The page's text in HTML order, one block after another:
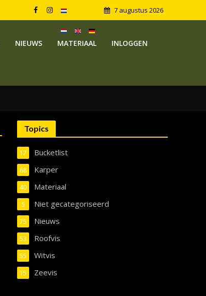
7 augustus 2026
NIEUWS MATERIAAL
INLOGGEN
Topics
Bucketlist
17
Karper
68
Materiaal
40
Niet gecategoriseerd
5
Nieuws
75
Roofvis
53
Witvis
55
Zeevis
15